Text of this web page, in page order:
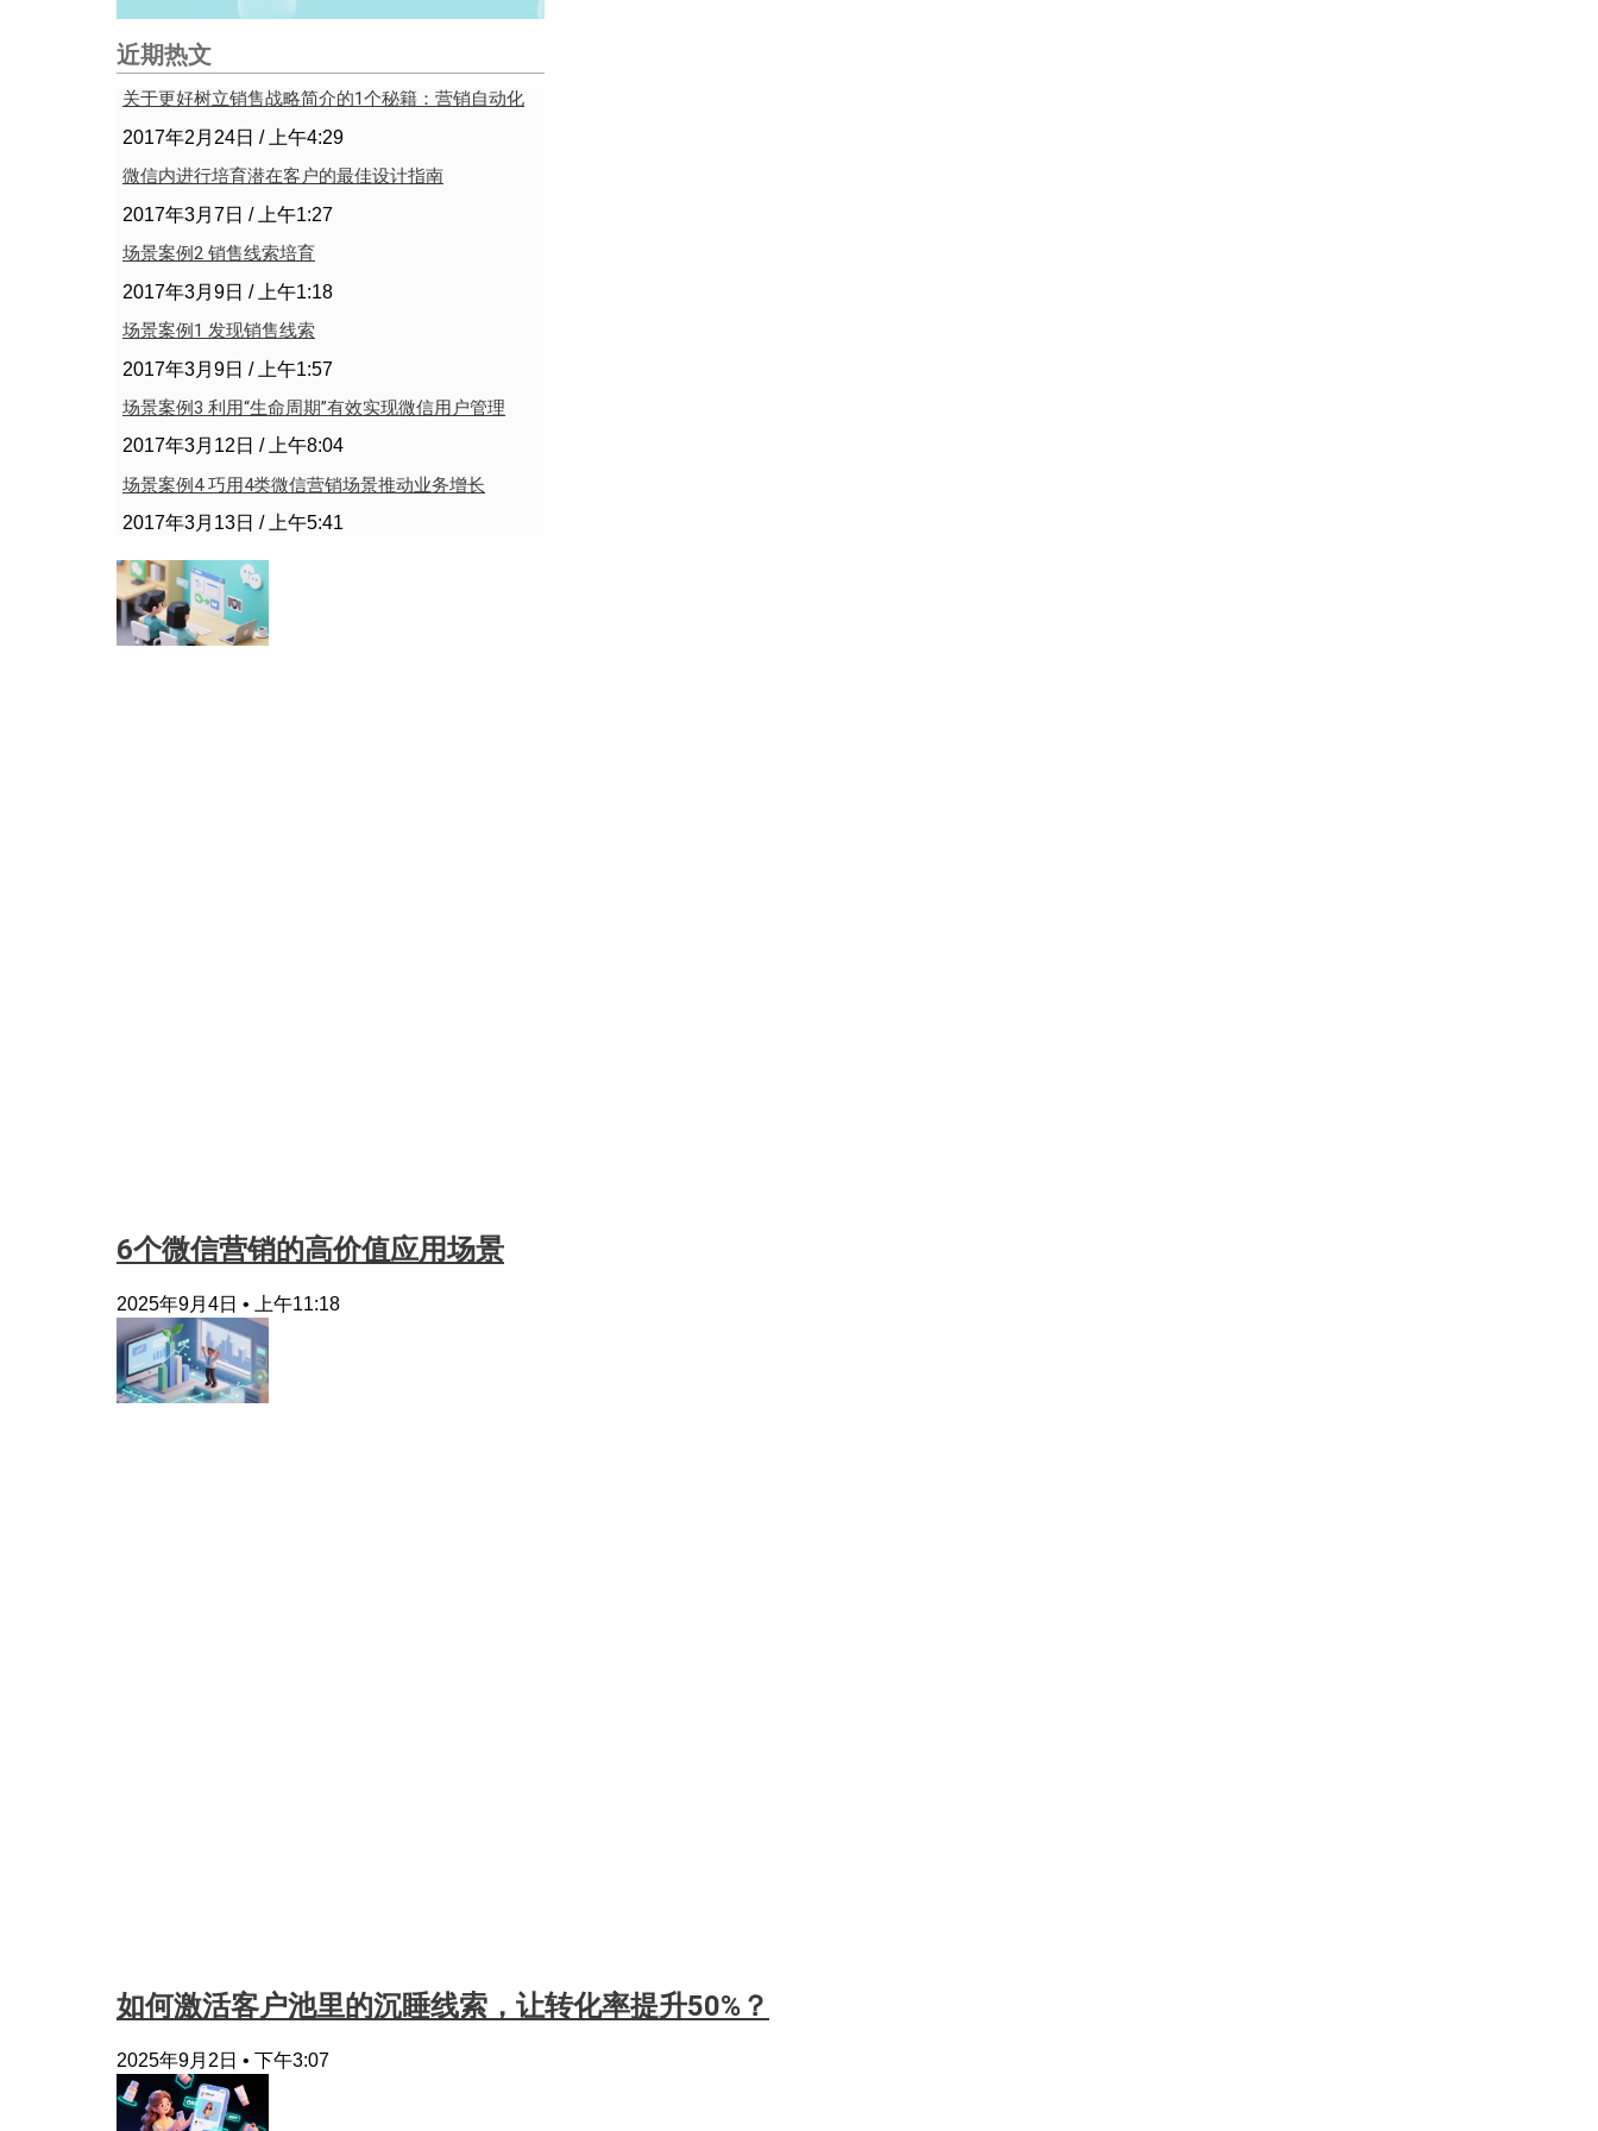
近期热文
关于更好树立销售战略简介的1个秘籍：营销自动化
2017年2月24日 上午4:29
微信内进行培育潜在客户的最佳设计指南
2017年3月7日 上午1:27
场景案例2 销售线索培育
2017年3月9日 上午1:18
场景案例1 发现销售线索
2017年3月9日 上午1:57
场景案例3 利用“生命周期”有效实现微信用户管理
2017年3月12日 上午8:04
场景案例4 巧用4类微信营销场景推动业务增长
2017年3月13日 上午5:41
6个微信营销的高价值应用场景
2025年9月4日 上午11:18
如何激活客户池里的沉睡线索，让转化率提升50%？
2025年9月2日 下午3:07